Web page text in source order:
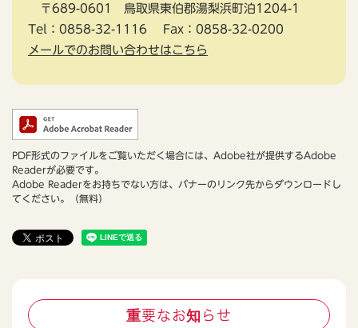
〒689-0601 鳥取県東伯郡湯梨浜町泊1204-1
Tel：0858-32-1116
Fax：0858-32-0200
メールでのお問い合わせはこちら
PDF形式のファイルをご覧いただく場合には、Adobe社が提供するAdobe
Readerが必要です。
Adobe Readerをお持ちでない方は、バナーのリンク先からダウンロードし
てください。（無料）
重要なお知らせ